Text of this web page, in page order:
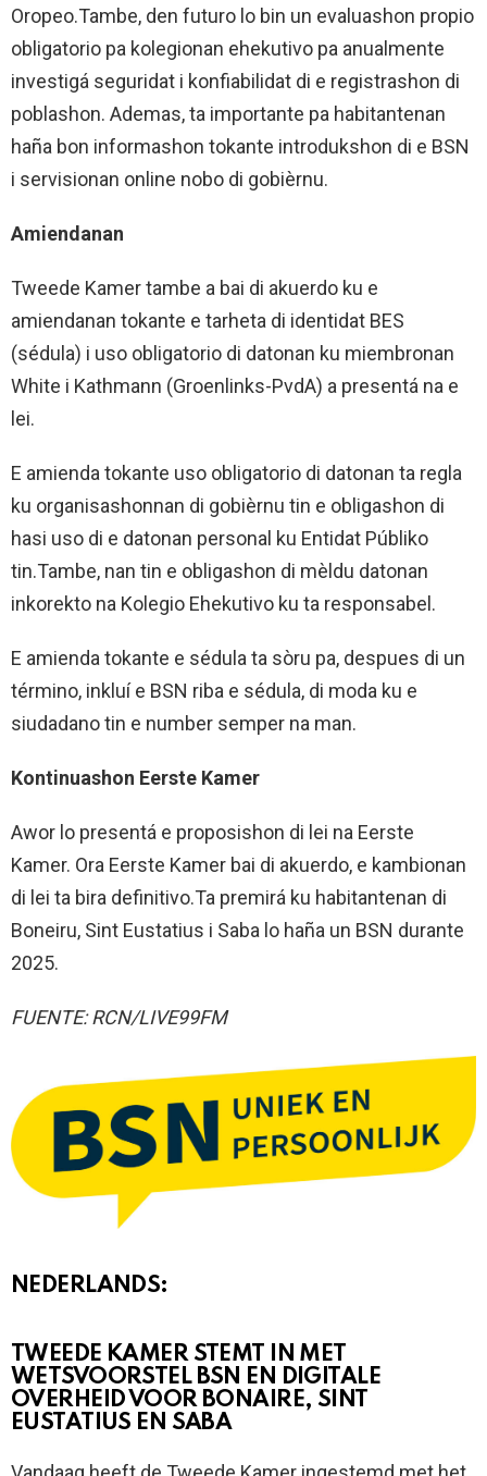
Oropeo.Tambe, den futuro lo bin un evaluashon propio
obligatorio pa kolegionan ehekutivo pa anualmente
investigá seguridat i konfiabilidat di e registrashon di
poblashon. Ademas, ta importante pa habitantenan
haña bon informashon tokante introdukshon di e BSN
i servisionan online nobo di gobièrnu.
Amiendanan
Tweede Kamer tambe a bai di akuerdo ku e
amiendanan tokante e tarheta di identidat BES
(sédula) i uso obligatorio di datonan ku miembronan
White i Kathmann (Groenlinks-PvdA) a presentá na e
lei.
E amienda tokante uso obligatorio di datonan ta regla
ku organisashonnan di gobièrnu tin e obligashon di
hasi uso di e datonan personal ku Entidat Públiko
tin.Tambe, nan tin e obligashon di mèldu datonan
inkorekto na Kolegio Ehekutivo ku ta responsabel.
E amienda tokante e sédula ta sòru pa, despues di un
término, inkluí e BSN riba e sédula, di moda ku e
siudadano tin e number semper na man.
Kontinuashon Eerste Kamer
Awor lo presentá e proposishon di lei na Eerste
Kamer. Ora Eerste Kamer bai di akuerdo, e kambionan
di lei ta bira definitivo.Ta premirá ku habitantenan di
Boneiru, Sint Eustatius i Saba lo haña un BSN durante
2025.
FUENTE: RCN/LIVE99FM
NEDERLANDS:
TWEEDE KAMER STEMT IN MET
WETSVOORSTEL BSN EN DIGITALE
OVERHEID VOOR BONAIRE, SINT
EUSTATIUS EN SABA